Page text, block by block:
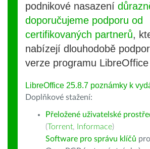
podnikové nasazení
doporučujeme podporu od
certifikovaných partnerů,
nabízejí dlouhodobě
verze programu LibreOffice
LibreOffice 25.8.7 poznámky k
Doplňkové stažení:
Přeložené uživatelské
(Torrent, Informace)
Software pro správu klíčů